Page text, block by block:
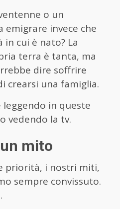
o un
invece che
cui è nato? La
terra è tanta, ma
dire soffrire
crearsi una famiglia.
leggendo in queste
vedendo la tv.
mito
priorità, i nostri miti,
sempre convissuto.